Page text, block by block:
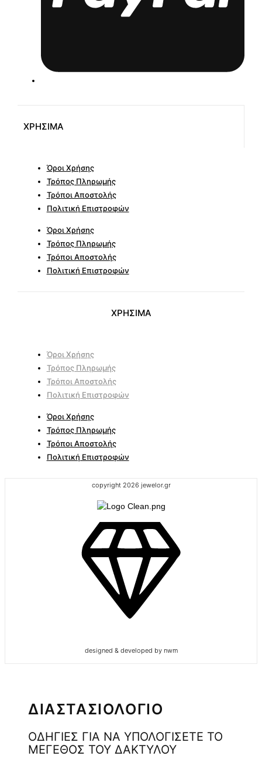
ΧΡΗΣΙΜΑ
Όροι Χρήσης
Τρόπος Πληρωμής
Τρόποι Αποστολής
Πολιτική Επιστροφών
Όροι Χρήσης
Τρόπος Πληρωμής
Τρόποι Αποστολής
Πολιτική Επιστροφών
ΧΡΗΣΙΜΑ
Όροι Χρήσης
Τρόπος Πληρωμής
Τρόποι Αποστολής
Πολιτική Επιστροφών
Όροι Χρήσης
Τρόπος Πληρωμής
Τρόποι Αποστολής
Πολιτική Επιστροφών
copyright 2026 jewelor.gr
designed & developed by nwm
ΔΙΑΣΤΑΣΙΟΛΟΓΙΟ
ΟΔΗΓΙΕΣ ΓΙΑ ΝΑ ΥΠΟΛΟΓΙΣΕΤΕ ΤΟ
ΜΕΓΕΘΟΣ ΤΟΥ ΔΑΚΤΥΛΟΥ